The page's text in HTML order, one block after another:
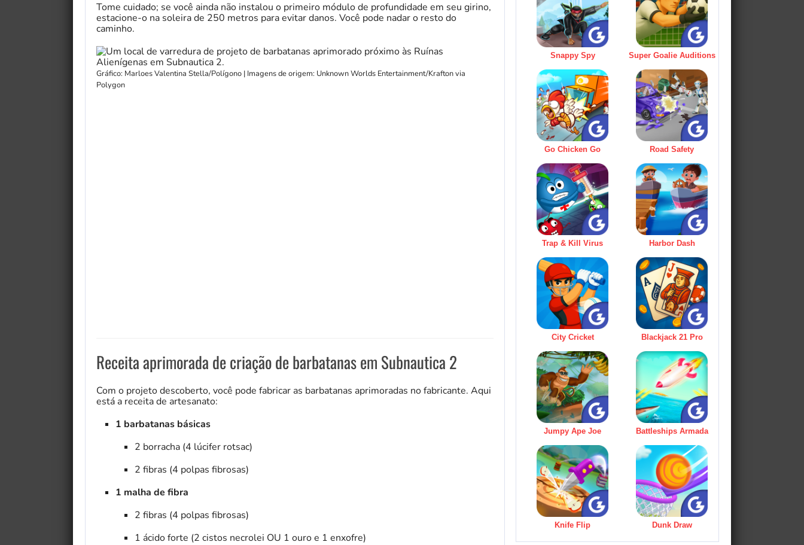
Tome cuidado; se você ainda não instalou o primeiro módulo de profundidade em seu girino,
estacione-o na soleira de 250 metros para evitar danos. Você pode nadar o resto do
caminho.
Gráfico: Marloes Valentina Stella/Polígono | Imagens de origem: Unknown Worlds Entertainment/Krafton via
Polygon
Receita aprimorada de criação de barbatanas em Subnautica 2
Com o projeto descoberto, você pode fabricar as barbatanas aprimoradas no fabricante. Aqui
está a receita de artesanato:
1 barbatanas básicas
2 borracha (4 lúcifer rotsac)
2 fibras (4 polpas fibrosas)
1 malha de fibra
2 fibras (4 polpas fibrosas)
1 ácido forte (2 cistos necrolei OU 1 ouro e 1 enxofre)
Snappy Spy Super Goalie Auditions
Go Chicken Go Road Safety
Trap & Kill Virus Harbor Dash
City Cricket Blackjack 21 Pro
Jumpy Ape Joe Battleships Armada
Knife Flip Dunk Draw